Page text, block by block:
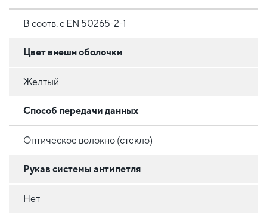
В соотв. с EN 50265-2-1
Цвет внешн оболочки
Желтый
Способ передачи данных
Оптическое волокно (стекло)
Рукав системы антипетля
Нет